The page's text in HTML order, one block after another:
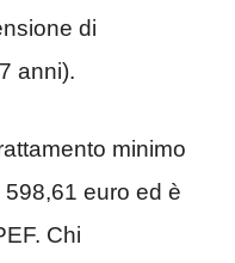
di
anni).
minimo
euro ed è
Chi